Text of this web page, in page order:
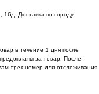
Доставка по городу
в течение 1 дня после
за товар. После
трек номер для отслеживания